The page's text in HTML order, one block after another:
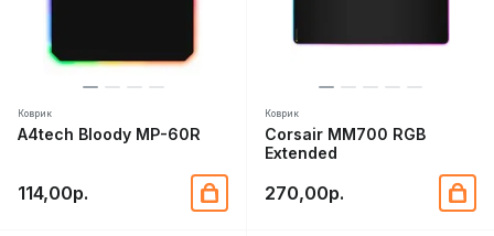
Коврик
A4tech Bloody MP-60R
114,00р.
Коврик
Corsair MM700 RGB
Extended
270,00р.